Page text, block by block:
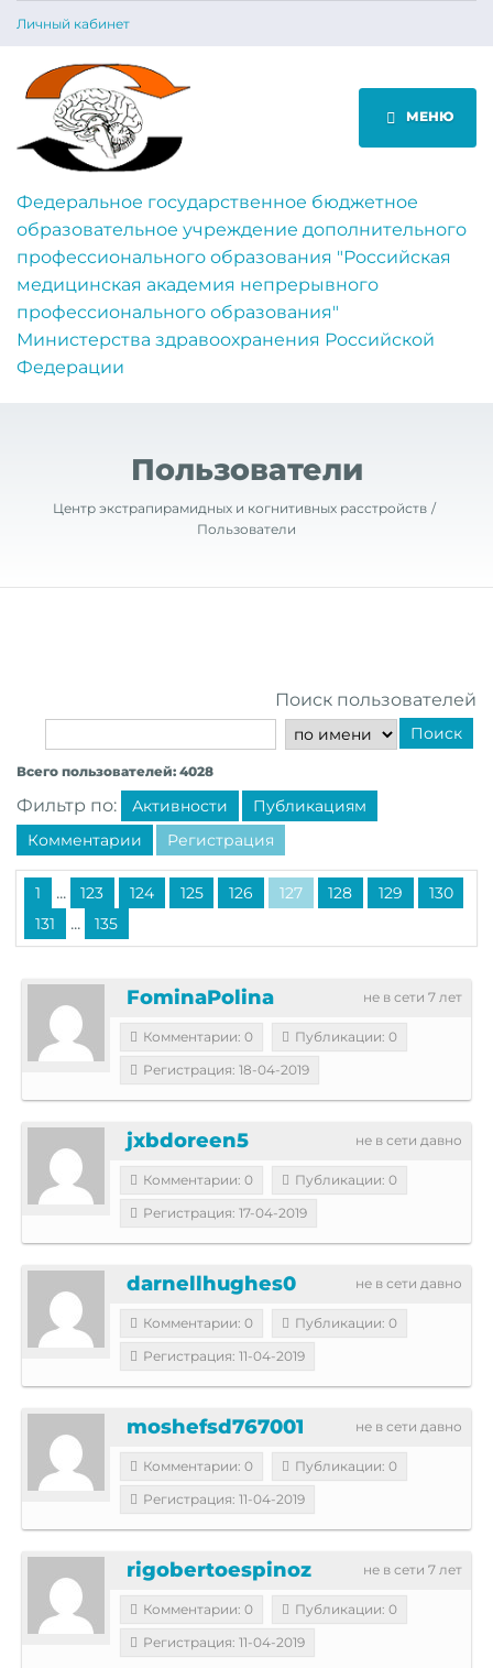
Личный кабинет
МЕНЮ
Федеральное государственное бюджетное
образовательное учреждение дополнительного
профессионального образования "Российская
медицинская академия непрерывного
профессионального образования"
Министерства здравоохранения Российской
Федерации
Пользователи
Центр экстрапирамидных и когнитивных расстройств
Пользователи
Поиск пользователей
Поиск
Всего пользователей: 4028
Фильтр по: Активности
Публикациям
Комментарии
Регистрация
1 ... 123 124 125 126 127 128 129
130
131
... 135
не в сети 7 лет
FominaPolina
Комментарии: 0
Публикации: 0
Регистрация: 18-04-2019
не в сети давно
jxbdoreen5
Комментарии: 0
Публикации: 0
Регистрация: 17-04-2019
не в сети давно
darnellhughes0
Комментарии: 0
Публикации: 0
Регистрация: 11-04-2019
не в сети давно
moshefsd767001
Комментарии: 0
Публикации: 0
Регистрация: 11-04-2019
не в сети 7 лет
rigobertoespinoz
Комментарии: 0
Публикации: 0
Регистрация: 11-04-2019